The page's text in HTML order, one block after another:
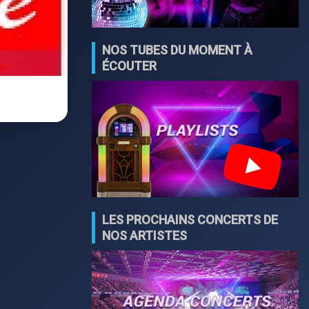
NOS TUBES DU MOMENT À
ÉCOUTER
LES PROCHAINS CONCERTS DE
NOS ARTISTES